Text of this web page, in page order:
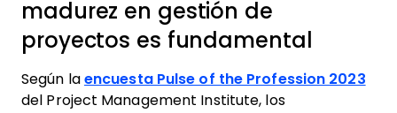
madurez en gestión de
proyectos es fundamental
Según la encuesta Pulse of the Profession 2023
del Project Management Institute, los